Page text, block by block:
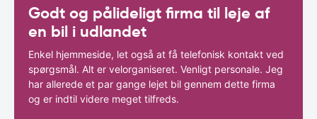
Godt og pålideligt firma til leje af
en bil i udlandet
Enkel hjemmeside, let også at få telefonisk kontakt ved
spørgsmål. Alt er velorganiseret. Venligt personale. Jeg
har allerede et par gange lejet bil gennem dette firma
og er indtil videre meget tilfreds.